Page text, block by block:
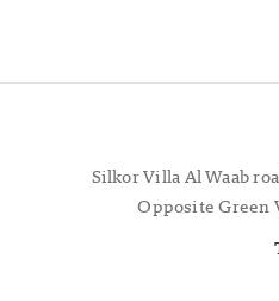
Silkor Villa Al Waab
Opposite Green